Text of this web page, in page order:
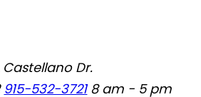
Castellano Dr.
915-532-3721 8 am - 5 pm